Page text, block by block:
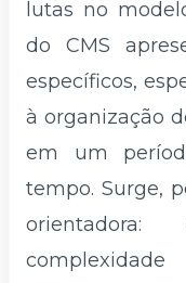
lutas no
do CMS
específicos,
à organização
em um
tempo. Surge,